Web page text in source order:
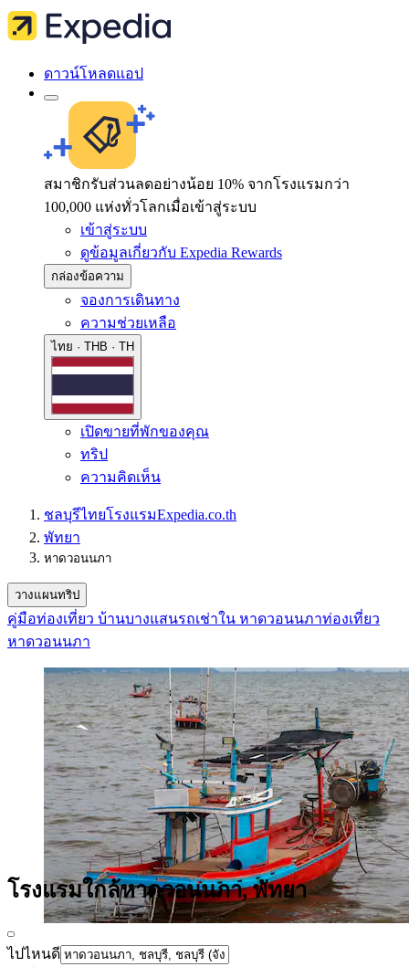
ดาวน์โหลดแอป
สมาชิกรับส่วนลดอย่างน้อย 10% จากโรงแรมกว่า
100,000 แห่งทั่วโลกเมื่อเข้าสู่ระบบ
เข้าสู่ระบบ
ดูข้อมูลเกี่ยวกับ Expedia Rewards
กล่องข้อความ
จองการเดินทาง
ความช่วยเหลือ
ไทย · THB · TH
เปิดขายที่พักของคุณ
ทริป
ความคิดเห็น
ชลบุรีไทยโรงแรมExpedia.co.th
พัทยา
หาดวอนนภา
วางแผนทริป
คู่มือท่องเที่ยว บ้านบางแสนรถเช่าใน หาดวอนนภาท่องเที่ยว
หาดวอนนภา
โรงแรมใกล้หาดวอนนภา, พัทยา
ไปไหนดี